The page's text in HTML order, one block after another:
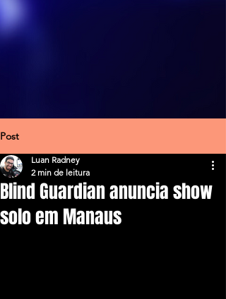
Post
Blind Guardian anuncia show
solo em Manaus
Luan Radney
2 min de leitura